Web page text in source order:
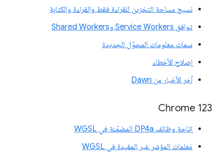
نسيج مساحة التخزين للقراءة فقط والقراءة والكتابة
توافق Service Workers وShared Workers
سمات معلومات المحوّل الجديدة
إصلاح الأخطاء
آخر الأخبار من Dawn
Chrome 123
إتاحة وظائف DP4a المضمّنة في WGSL
مَعلمات المؤشر غير المقيدة في WGSL